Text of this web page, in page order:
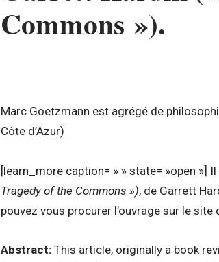
Commons »).
Marc Goetzmann est agrégé de
Côte d’Azur)
[learn_more caption= » » state= »open »]
Tragedy of the Commons »), de Garrett
pouvez vous procurer l’ouvrage sur le site
Abstract: This article, originally a book